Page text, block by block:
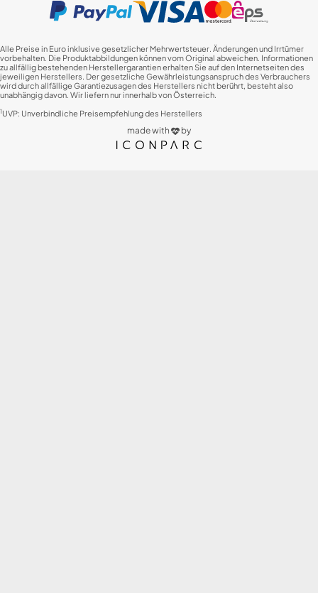
Alle Preise in Euro inklusive gesetzlicher Mehrwertsteuer. Änderungen und Irrtümer
vorbehalten. Die Produktabbildungen können vom Original abweichen. Informationen
zu allfällig bestehenden Herstellergarantien erhalten Sie auf den Internetseiten des
jeweiligen Herstellers. Der gesetzliche Gewährleistungsanspruch des Verbrauchers
wird durch allfällige Garantiezusagen des Herstellers nicht berührt, besteht also
unabhängig davon. Wir liefern nur innerhalb von Österreich.
1UVP: Unverbindliche Preisempfehlung des Herstellers
made with by